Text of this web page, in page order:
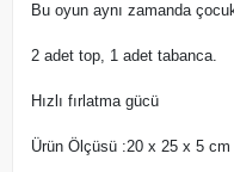
Bu oyun aynı zamanda
2 adet top, 1 adet tabanca.
Hızlı fırlatma gücü
Ürün Ölçüsü :20 x 25 x 5 cm